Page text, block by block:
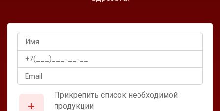
Прикрепить список необходимой
продукции